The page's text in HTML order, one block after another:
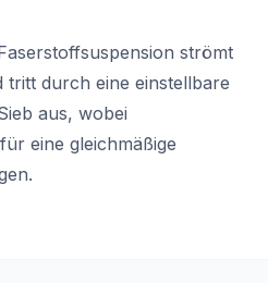
strömt
tritt durch eine einstellbare
aus, wobei
eine gleichmäßige